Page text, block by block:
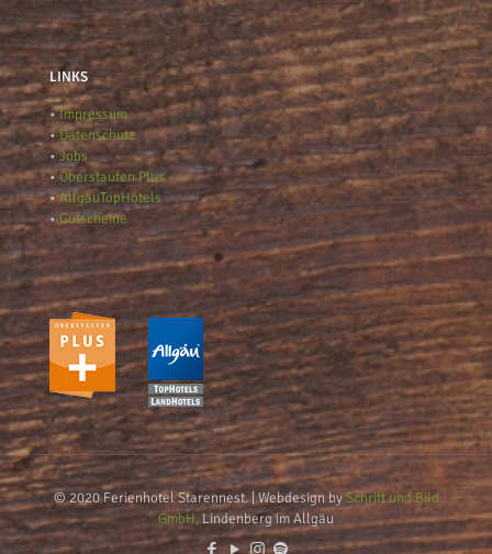
LINKS
•Impressum
•Datenschutz
•Jobs
•Oberstaufen Plus
•AllgäuTopHotels
•Gutscheine
© 2020 Ferienhotel Starennest. | Webdesign bySchrift und Bild
GmbH,Lindenberg im Allgäu